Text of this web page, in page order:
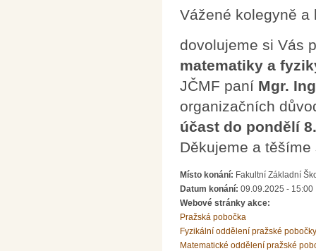
Vážené kolegyně a
dovolujeme si Vás
matematiky a
JČMF paní Mgr.
organizačních
účast do pondělí
Děkujeme a těšíme
Místo konání: Fakultní Základní
Datum konání: 09.09.2025 - 15:00
Webové stránky akce:
Pražská pobočka
Fyzikální oddělení pražské pobočky
Matematické oddělení pražské